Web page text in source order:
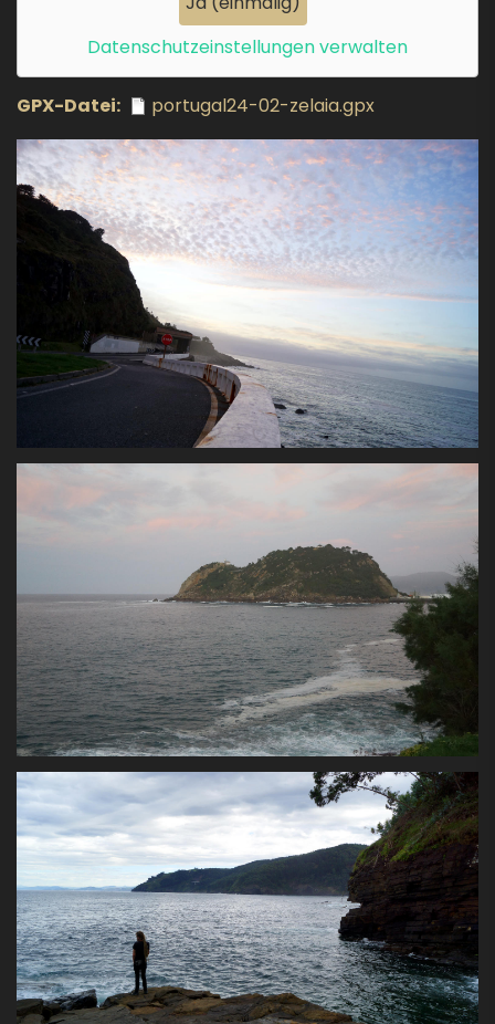
Datenschutzeinstellungen verwalten
GPX-Datei portugal24-02-zelaia.gpx